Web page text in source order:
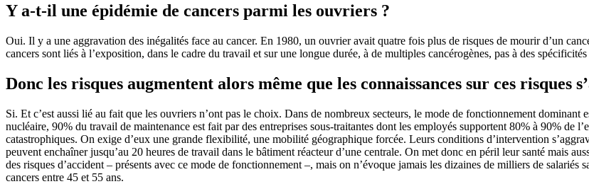
Y a-t-il une épidémie de cancers parmi les ouvriers ?
Oui. Il y a une aggravation des inégalités face au cancer. En 1980, un ouvrier avait quatre fois plus de risques de mourir d’un
cancers sont liés à l’exposition, dans le cadre du travail et sur une longue durée, à de multiples cancérogènes, pas à des
Donc les risques augmentent alors même que les connaissances sur ces risques
Si. Et c’est aussi lié au fait que les ouvriers n’ont pas le choix. Dans de nombreux secteurs, le mode de fonctionnement dominant
nucléaire, 90% du travail de maintenance est fait par des entreprises sous-traitantes dont les employés supportent 80% à 90% de
catastrophiques. On exige d’eux une grande flexibilité, une mobilité géographique forcée. Leurs conditions d’intervention
peuvent enchaîner jusqu’au 20 heures de travail dans le bâtiment réacteur d’une centrale. On met donc en péril leur santé mais
des risques d’accident – présents avec ce mode de fonctionnement –, mais on n’évoque jamais les dizaines de milliers de
cancers entre 45 et 55 ans.